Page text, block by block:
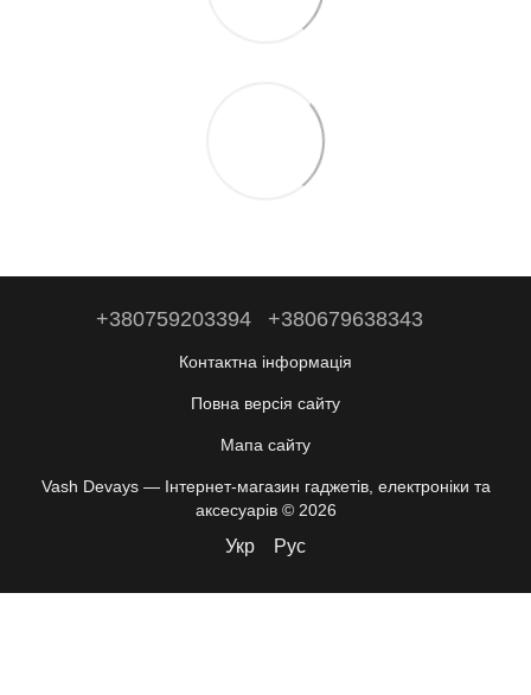
+380759203394 +380679638343
Контактна інформація
Повна версія сайту
Мапа сайту
Vash Devays — Інтернет-магазин гаджетів, електроніки та
аксесуарів © 2026
Укр Рус